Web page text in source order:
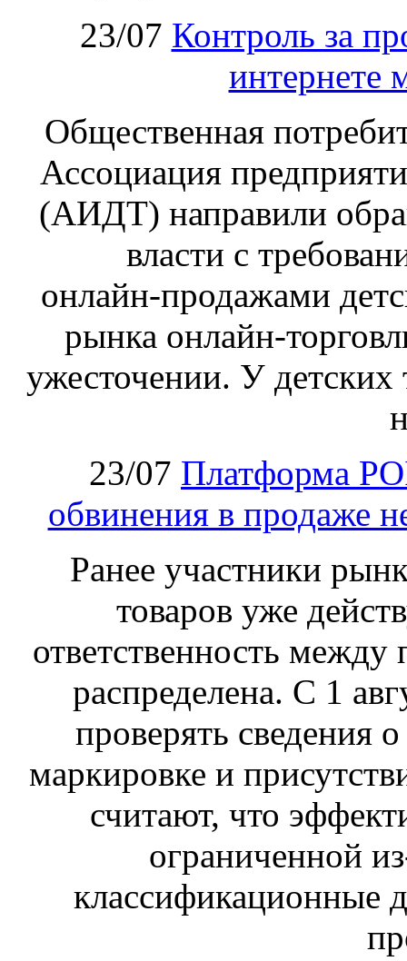
23/07 Контроль за
интернете
Общественная
Ассоциация
(АИДТ) направили
власти с
онлайн‑продажами
рынка онлайн-
ужесточении. У детских
23/07 Платформа
обвинения в продаже
Ранее участники
товаров уже
ответственность
распределена. С 1
проверять сведения
маркировке и
считают, что
ограниченной
классификационные